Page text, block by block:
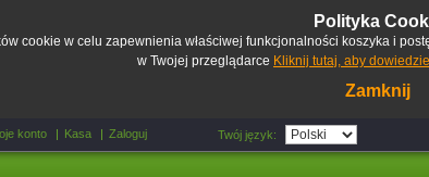
Polityka
cookie w celu zapewnienia właściwej funkcjonalności koszyka i
w Twojej przeglądarce Kliknij tutaj, aby
Zamknij
konto Kasa Zaloguj Twój język: